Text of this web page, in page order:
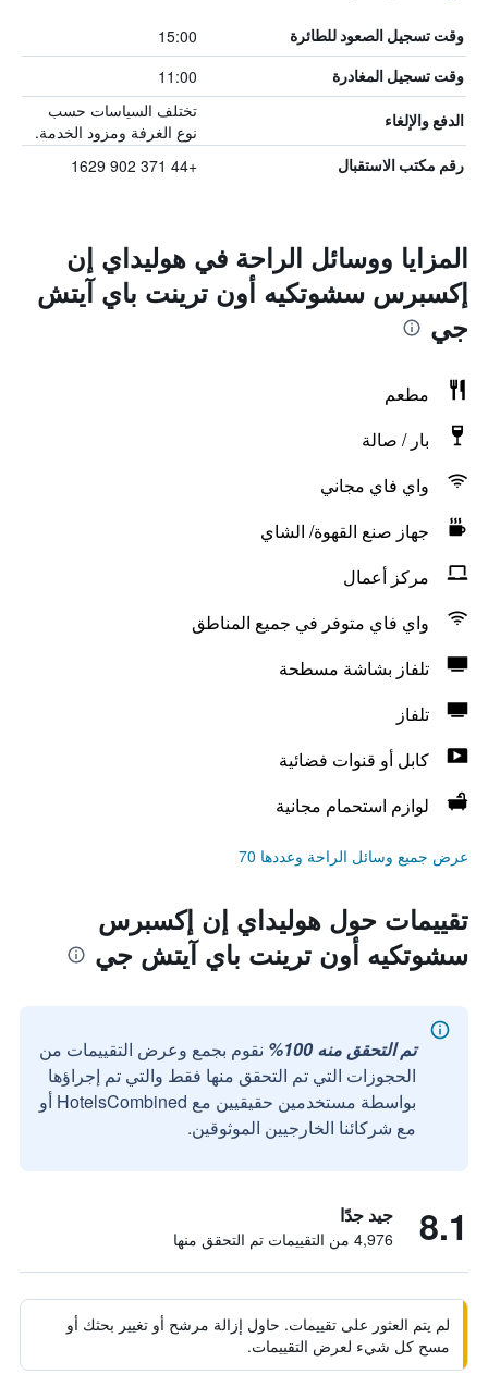
وقت تسجيل الصعود للطائرة 15:00
وقت تسجيل المغادرة 11:00
الدفع والإلغاء
تختلف السياسات حسب
نوع الغرفة ومزود الخدمة.
رقم مكتب الاستقبال +44 371 902 1629
المزايا ووسائل الراحة في هوليداي إن
إكسبرس سشوتكيه أون ترينت باي آيتش
جي
مطعم
بار / صالة
واي فاي مجاني
جهاز صنع القهوة/ الشاي
مركز أعمال
واي فاي متوفر في جميع المناطق
تلفاز بشاشة مسطحة
تلفاز
كابل أو قنوات فضائية
لوازم استحمام مجانية
عرض جميع وسائل الراحة وعددها 70
تقييمات حول هوليداي إن إكسبرس
سشوتكيه أون ترينت باي آيتش جي
تم التحقق منه 100%
نقوم بجمع وعرض التقييمات من
الحجوزات التي تم التحقق منها فقط والتي تم إجراؤها
بواسطة مستخدمين حقيقيين مع HotelsCombined أو
مع شركائنا الخارجيين الموثوقين.
8.1 جيد جدًا
4,976 من التقييمات تم التحقق منها
لم يتم العثور على تقييمات. حاول إزالة مرشح أو تغيير بحثك أو
مسح كل شيء لعرض التقييمات.